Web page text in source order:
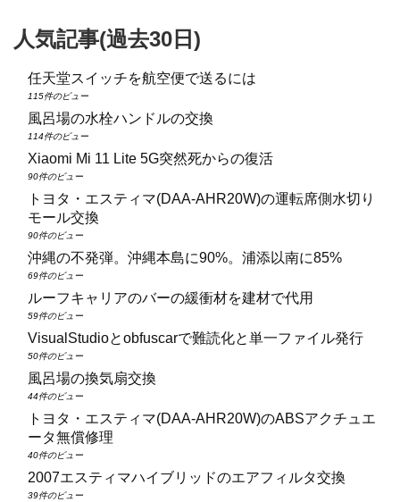
人気記事(過去30日)
任天堂スイッチを航空便で送るには
115件のビュー
風呂場の水栓ハンドルの交換
114件のビュー
Xiaomi Mi 11 Lite 5G突然死からの復活
90件のビュー
トヨタ・エスティマ(DAA‑AHR20W)の運転席側水切り
モール交換
90件のビュー
沖縄の不発弾。沖縄本島に90%。浦添以南に85%
69件のビュー
ルーフキャリアのバーの緩衝材を建材で代用
59件のビュー
VisualStudioとobfuscarで難読化と単一ファイル発行
50件のビュー
風呂場の換気扇交換
44件のビュー
トヨタ・エスティマ(DAA‑AHR20W)のABSアクチュエ
ータ無償修理
40件のビュー
2007エスティマハイブリッドのエアフィルタ交換
39件のビュー